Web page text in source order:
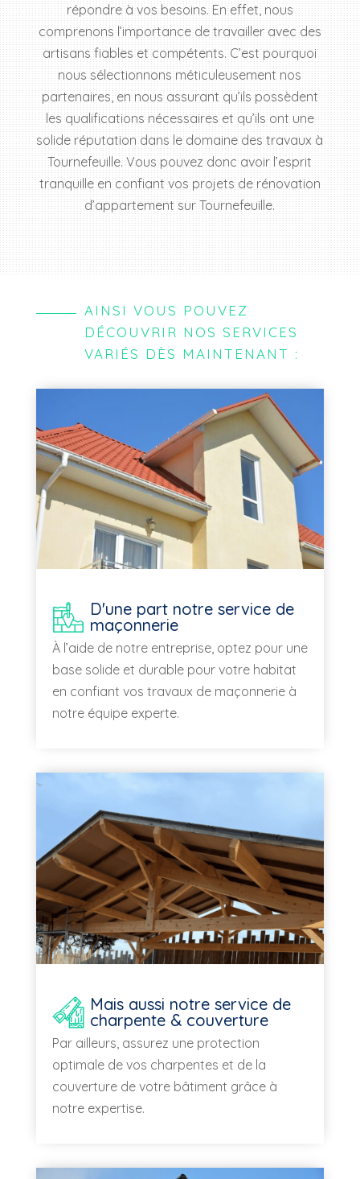
répondre à vos besoins. En effet, nous
comprenons l’importance de travailler avec des
artisans fiables et compétents. C’est pourquoi
nous sélectionnons méticuleusement nos
partenaires, en nous assurant qu’ils possèdent
les qualifications nécessaires et qu’ils ont une
solide réputation dans le domaine des travaux à
Tournefeuille. Vous pouvez donc avoir l’esprit
tranquille en confiant vos projets de rénovation
d’appartement sur Tournefeuille.
AINSI VOUS POUVEZ
DÉCOUVRIR NOS SERVICES
VARIÉS DÈS MAINTENANT :
D'une part notre service de
maçonnerie
À l’aide de notre entreprise, optez pour une
base solide et durable pour votre habitat
en confiant vos travaux de maçonnerie à
notre équipe experte.
Mais aussi notre service de
charpente & couverture
Par ailleurs, assurez une protection
optimale de vos charpentes et de la
couverture de votre bâtiment grâce à
notre expertise.